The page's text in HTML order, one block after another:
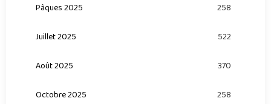
Pâques 2025 258
Juillet 2025 522
Août 2025 370
Octobre 2025 258